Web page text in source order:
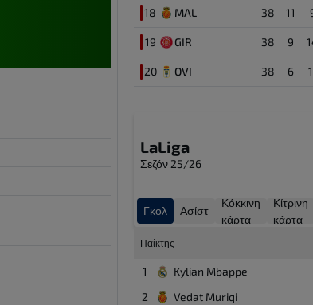
23 Αμυντικός
4
18 MAL 38 11
19 GIR 38 9
20 OVI 38 6
LaLiga
Σεζόν 25/26
Γκολ Ασίστ
Κόκκινη
κάρτα
Κίτρινη
κάρτα
Παίκτης
1 Kylian Mbappe
2
Vedat Muriqi